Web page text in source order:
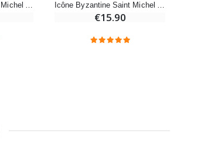
Icône Byzantine Saint Michel Archange Peinte à la Main - 8 cm
€15.90